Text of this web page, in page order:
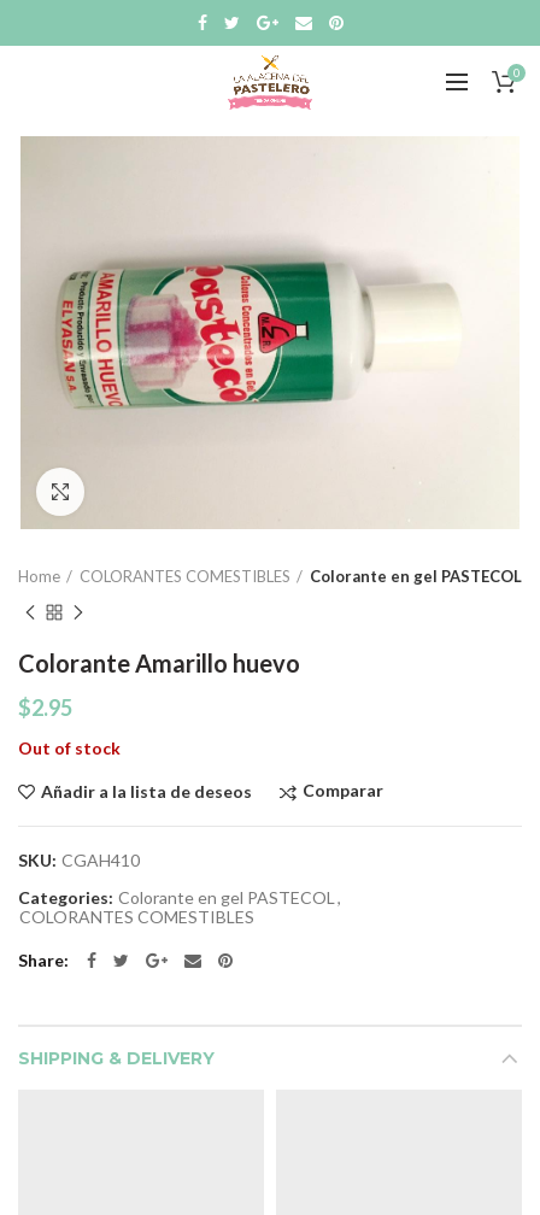
0
Home COLORANTES COMESTIBLES Colorante en gel PASTECOL
Colorante Amarillo huevo
$2.95
Out of stock
Añadir a la lista de deseos Comparar
SKU: CGAH410
Categories: Colorante en gel PASTECOL ,
COLORANTES COMESTIBLES
Share
SHIPPING & DELIVERY